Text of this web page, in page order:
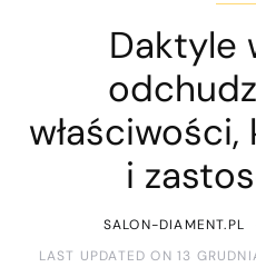
Daktyle
i
SALON-DIAMENT.PL
LAST UPDATED ON 13